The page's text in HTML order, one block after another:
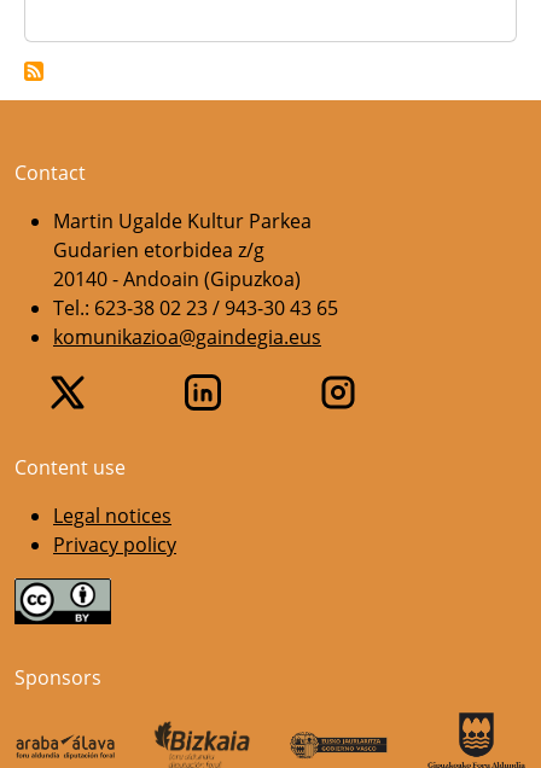
Contact
Martin Ugalde Kultur Parkea
Gudarien etorbidea z/g
20140 - Andoain (Gipuzkoa)
Tel.: 623-38 02 23 / 943-30 43 65
komunikazioa@gaindegia.eus
Content use
Legal notices
Privacy policy
Sponsors